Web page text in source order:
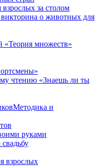
за столом
о животных для
«Теория множеств»
чтению «Знаешь ли ты
Методика и
руками
взрослых